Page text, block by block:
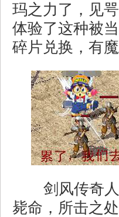
玛之力了，见
体验了这种被
碎片兑换，有
剑风传奇
毙命，所击之